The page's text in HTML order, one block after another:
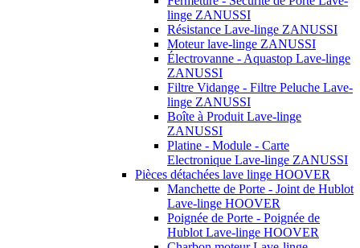
linge ZANUSSI
Résistance Lave-linge ZANUSSI
Moteur lave-linge ZANUSSI
Électrovanne - Aquastop Lave-linge
ZANUSSI
Filtre Vidange - Filtre Peluche Lave-
linge ZANUSSI
Boîte à Produit Lave-linge
ZANUSSI
Platine - Module - Carte
Electronique Lave-linge ZANUSSI
Pièces détachées lave linge HOOVER
Manchette de Porte - Joint de Hublot
Lave-linge HOOVER
Poignée de Porte - Poignée de
Hublot Lave-linge HOOVER